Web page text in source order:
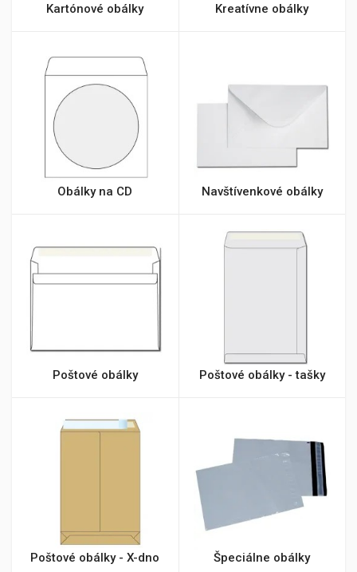
Kartónové obálky Kreatívne obálky
Obálky na CD Navštívenkové obálky
Poštové obálky Poštové obálky - tašky
Poštové obálky - X-dno Špeciálne obálky